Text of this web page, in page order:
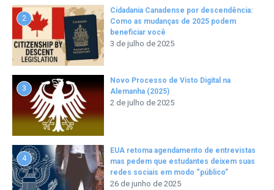
2
Cidadania Canadense por descendência:
Como as mudanças de 2025 podem
beneficiar você
3 de julho de 2025
3
Novo Processo de Visto Digital na
Alemanha (2025)
2 de julho de 2025
4
EUA retoma agendamento de entrevistas
mas pedem que estudantes deixem suas
redes sociais em modo “público”
26 de junho de 2025